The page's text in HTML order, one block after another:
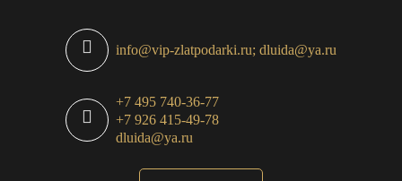
info@vip-zlatpodarki.ru; dluida@ya.ru
+7 495 740-36-77
+7 926 415-49-78
dluida@ya.ru